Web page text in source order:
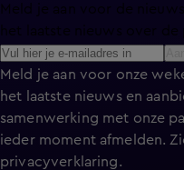
Meld je aan voor de
het laatste nieuws over de
Meld je aan voor onze
het laatste nieuws en
samenwerking met onze
ieder moment afmelden.
privacyverklaring.